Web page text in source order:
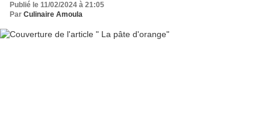
Publié le 11/02/2024 à 21:05
Par Culinaire Amoula